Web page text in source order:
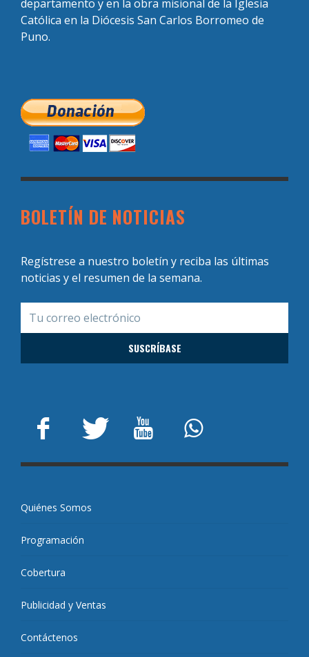
departamento y en la obra misional de la Iglesia
Católica en la Diócesis San Carlos Borromeo de
Puno.
BOLETÍN DE NOTICIAS
Regístrese a nuestro boletín y reciba las últimas
noticias y el resumen de la semana.
Quiénes Somos
Programación
Cobertura
Publicidad y Ventas
Contáctenos